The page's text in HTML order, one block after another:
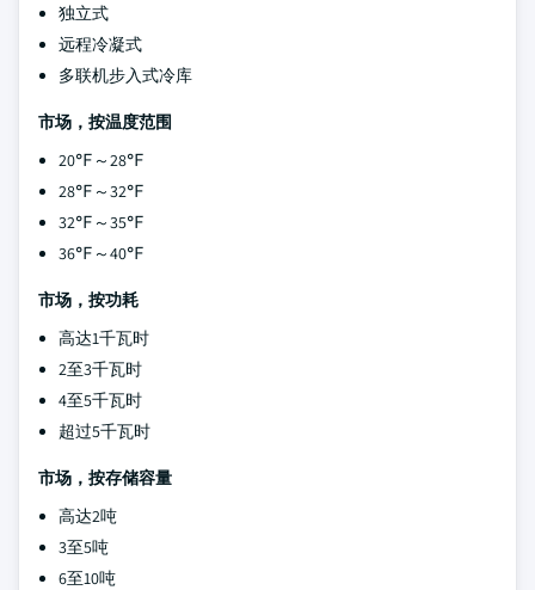
独立式
远程冷凝式
多联机步入式冷库
市场，按温度范围
20℉～28℉
28℉～32℉
32℉～35℉
36℉～40℉
市场，按功耗
高达1千瓦时
2至3千瓦时
4至5千瓦时
超过5千瓦时
市场，按存储容量
高达2吨
3至5吨
6至10吨